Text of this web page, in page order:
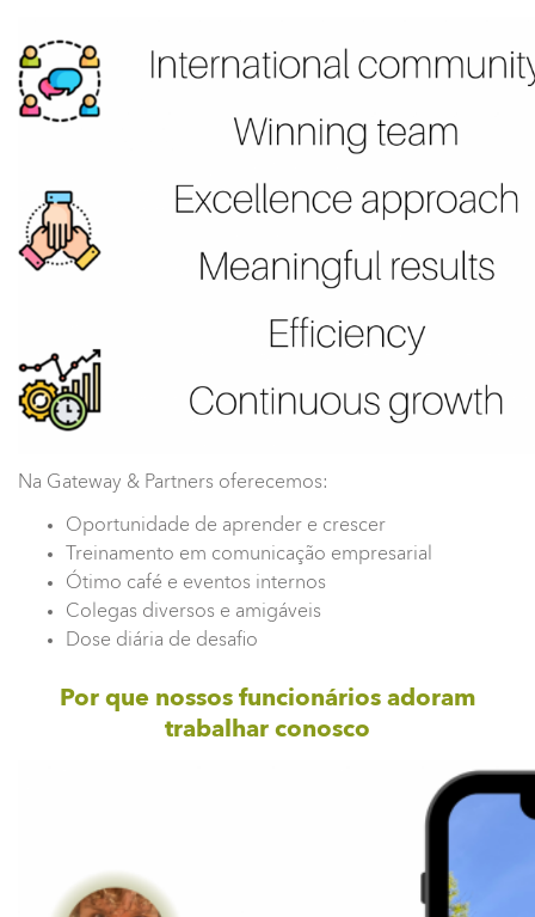
Na Gateway & Partners oferecemos:
Oportunidade de aprender e crescer
Treinamento em comunicação empresarial
Ótimo café e eventos internos
Colegas diversos e amigáveis
Dose diária de desafio
Por que nossos funcionários adoram
trabalhar conosco